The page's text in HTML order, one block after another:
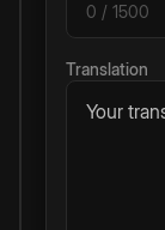
0 / 1500
Translation
Your